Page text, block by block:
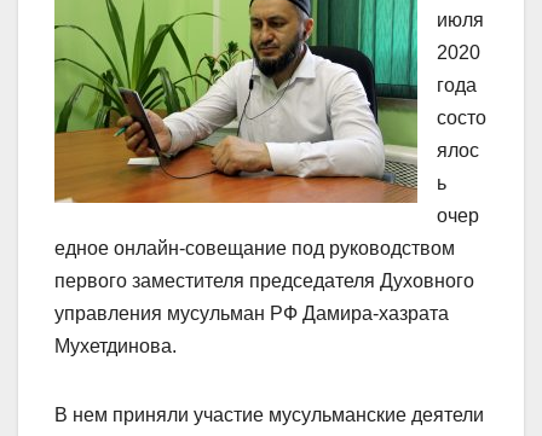
июля
2020
года
состо
ялос
ь
очер
едное онлайн-совещание под руководством
первого заместителя председателя Духовного
управления мусульман РФ Дамира-хазрата
Мухетдинова.
В нем приняли участие мусульманские деятели